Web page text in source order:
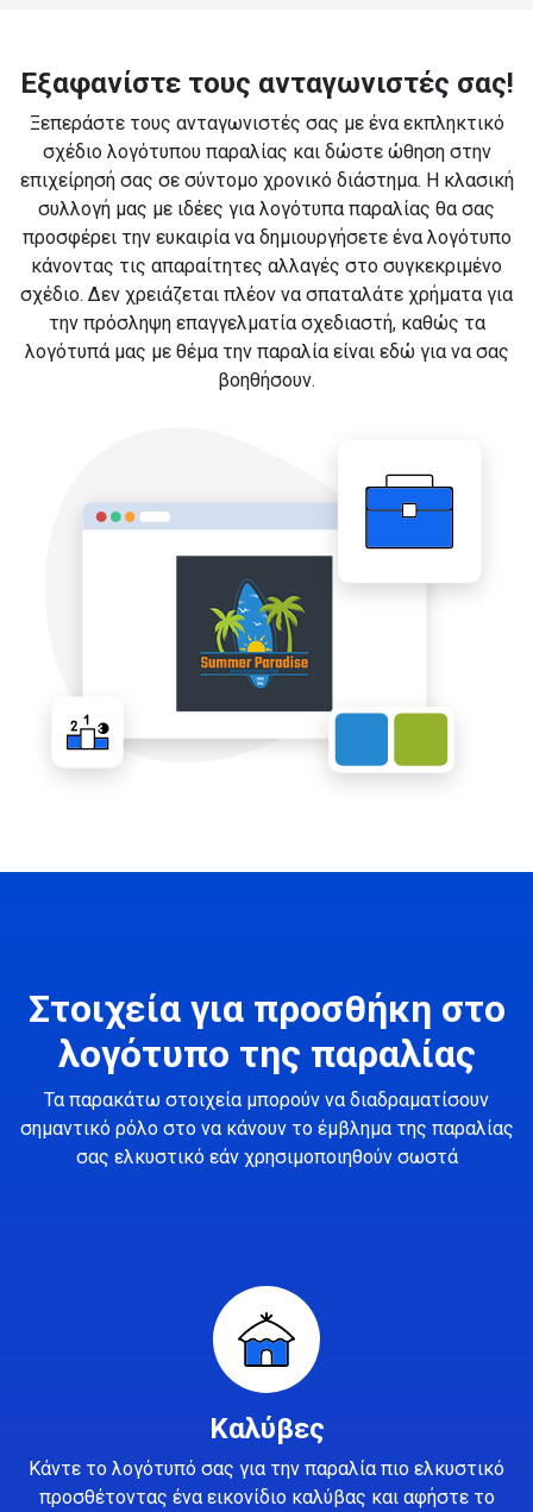
Εξαφανίστε τους ανταγωνιστές σας!
Ξεπεράστε τους ανταγωνιστές σας με ένα εκπληκτικό
σχέδιο λογότυπου παραλίας και δώστε ώθηση στην
επιχείρησή σας σε σύντομο χρονικό διάστημα. Η κλασική
συλλογή μας με ιδέες για λογότυπα παραλίας θα σας
προσφέρει την ευκαιρία να δημιουργήσετε ένα λογότυπο
κάνοντας τις απαραίτητες αλλαγές στο συγκεκριμένο
σχέδιο. Δεν χρειάζεται πλέον να σπαταλάτε χρήματα για
την πρόσληψη επαγγελματία σχεδιαστή, καθώς τα
λογότυπά μας με θέμα την παραλία είναι εδώ για να σας
βοηθήσουν.
Στοιχεία για προσθήκη στο
λογότυπο της παραλίας
Τα παρακάτω στοιχεία μπορούν να διαδραματίσουν
σημαντικό ρόλο στο να κάνουν το έμβλημα της παραλίας
σας ελκυστικό εάν χρησιμοποιηθούν σωστά
Καλύβες
Κάντε το λογότυπό σας για την παραλία πιο ελκυστικό
προσθέτοντας ένα εικονίδιο καλύβας και αφήστε το